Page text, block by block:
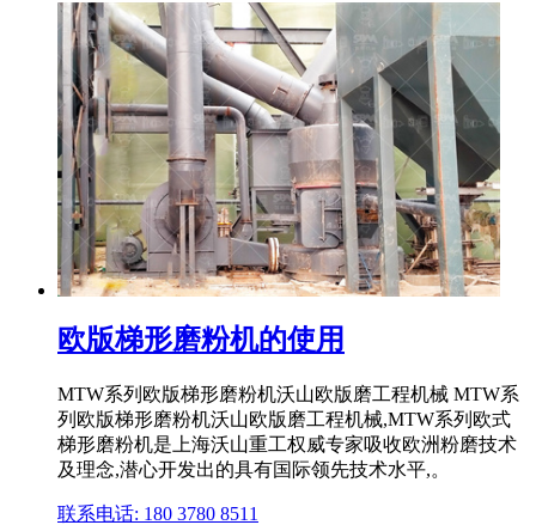
欧版梯形磨粉机的使用
MTW系列欧版梯形磨粉机沃山欧版磨工程机械 MTW系
列欧版梯形磨粉机沃山欧版磨工程机械,MTW系列欧式
梯形磨粉机是上海沃山重工权威专家吸收欧洲粉磨技术
及理念,潜心开发出的具有国际领先技术水平,。
联系电话: 180 3780 8511